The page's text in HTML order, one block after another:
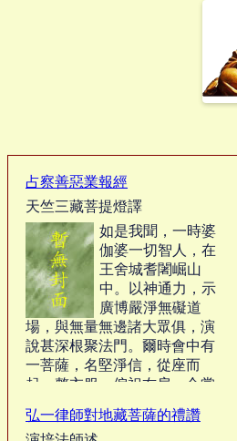
占察善惡業報經
天竺三藏菩提燈譯
如是我聞，一時婆
伽婆一切智人，在
王舍城耆闍崛山
中。以神通力，示
廣博嚴淨無礙道
場，與無量無邊諸大眾俱，演
說甚深根聚法門。爾時會中有
一菩薩，名堅淨信，從座而
起，整衣服，偏袒右肩，合掌
有所問諮，請世尊，願垂聽
弘一律師對地藏菩薩的禮讚